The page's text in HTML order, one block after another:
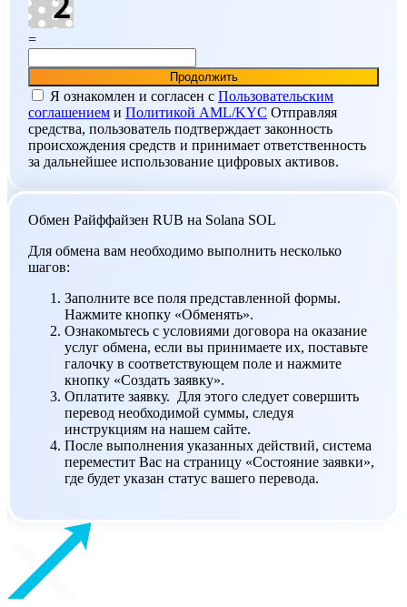
=
Я ознакомлен и согласен c Пользовательским
соглашением и Политикой AML/KYC Отправляя
средства, пользователь подтверждает законность
происхождения средств и принимает ответственность
за дальнейшее использование цифровых активов.
Обмен Райффайзен RUB на Solana SOL
Для обмена вам необходимо выполнить несколько
шагов:
Заполните все поля представленной формы.
Нажмите кнопку «Обменять».
Ознакомьтесь с условиями договора на оказание
услуг обмена, если вы принимаете их, поставьте
галочку в соответствующем поле и нажмите
кнопку «Создать заявку».
Оплатите заявку. Для этого следует совершить
перевод необходимой суммы, следуя
инструкциям на нашем сайте.
После выполнения указанных действий, система
переместит Вас на страницу «Состояние заявки»,
где будет указан статус вашего перевода.